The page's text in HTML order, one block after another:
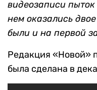
видеозаписи
нем оказались
были и на первой
Редакция «Новой»
была сделана в